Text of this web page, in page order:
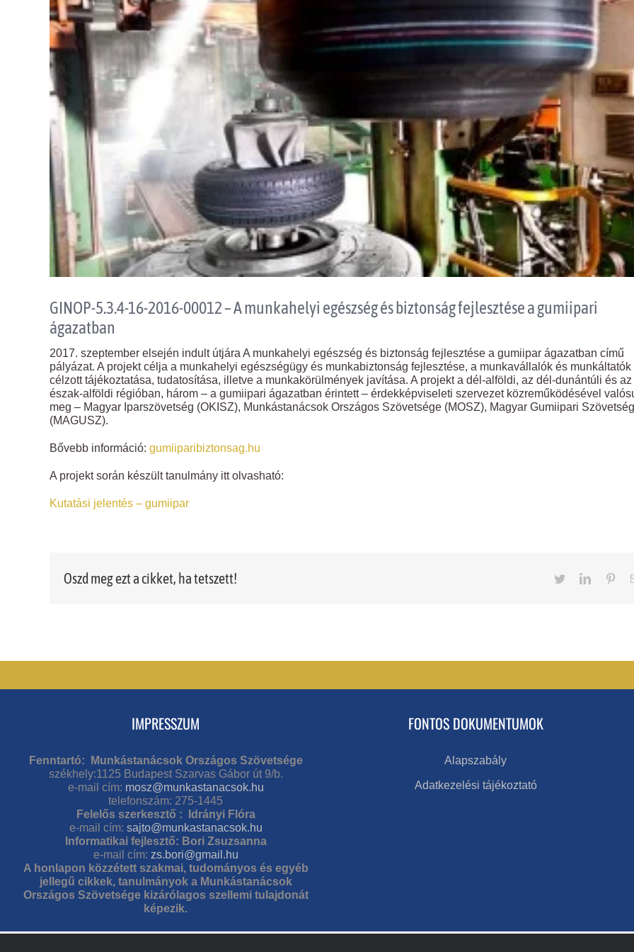
GINOP-5.3.4-16-2016-00012 – A munkahelyi egészség és biztonság fejlesztése a gumiipari
ágazatban
2017. szeptember elsején indult útjára A munkahelyi egészség és biztonság fejlesztése a gumiipar ágazatban című
pályázat. A projekt célja a munkahelyi egészségügy és munkabiztonság fejlesztése, a munkavállalók és munkáltatók
célzott tájékoztatása, tudatosítása, illetve a munkakörülmények javítása. A projekt a dél-alföldi, az dél-dunántúli és az
észak-alföldi régióban, három – a gumiipari ágazatban érintett – érdekképviseleti szervezet közreműködésével
meg – Magyar Iparszövetség (OKISZ), Munkástanácsok Országos Szövetsége (MOSZ), Magyar Gumiipari Szövetség
(MAGUSZ).
Bővebb információ: gumiiparibiztonsag.hu
A projekt során készült tanulmány itt olvasható:
Kutatási jelentés – gumiipar
Oszd meg ezt a cikket, ha tetszett! TwitterLinkedIn
IMPRESSZUM
Fenntartó: Munkástanácsok Országos Szövetsége
székhely:1125 Budapest Szarvas Gábor út 9/b.
e-mail cím: mosz@munkastanacsok.hu
telefonszám: 275-1445
Felelős szerkesztő : Idrányi Flóra
e-mail cím: sajto@munkastanacsok.hu
Informatikai fejlesztő: Bori Zsuzsanna
e-mail cím: zs.bori@gmail.hu
A honlapon közzétett szakmai, tudományos és egyéb
jellegű cikkek, tanulmányok a Munkástanácsok
Országos Szövetsége kizárólagos szellemi tulajdonát
képezik.
FONTOS DOKUMENTUMOK
Alapszabály
Adatkezelési tájékoztató